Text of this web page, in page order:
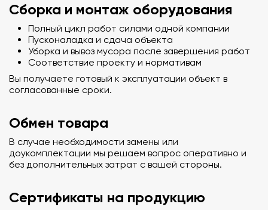
Сборка и монтаж оборудования
Полный цикл работ силами одной компании
Пусконаладка и сдача объекта
Уборка и вывоз мусора после завершения работ
Соответствие проекту и нормативам
Вы получаете готовый к эксплуатации объект в
согласованные сроки.
Обмен товара
В случае необходимости замены или
доукомплектации мы решаем вопрос оперативно и
без дополнительных затрат с вашей стороны.
Сертификаты на продукцию